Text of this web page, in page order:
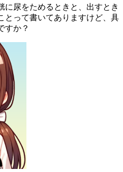
に尿をためるときと、出すとき
とって書いてありますけど、具
すか？